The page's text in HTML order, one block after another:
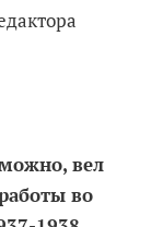
вел
во